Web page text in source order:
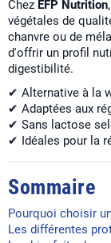
Chez EFP Nutrition
végétales de
chanvre ou de
d'offrir un profil
digestibilité.
✔ Alternative à la
✔ Adaptées aux
✔ Sans lactose
✔ Idéales pour la
Sommaire
Pourquoi choisir
Les différentes